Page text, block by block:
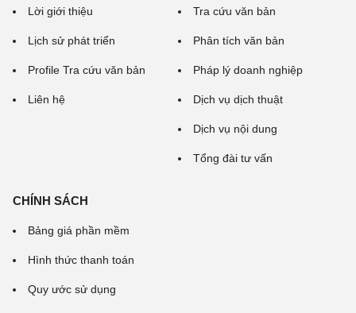
Lời giới thiệu
Lịch sử phát triển
Profile Tra cứu văn bản
Liên hệ
Tra cứu văn bản
Phân tích văn bản
Pháp lý doanh nghiệp
Dịch vụ dịch thuật
Dịch vụ nội dung
Tổng đài tư vấn
CHÍNH SÁCH
Bảng giá phần mềm
Hình thức thanh toán
Quy ước sử dụng